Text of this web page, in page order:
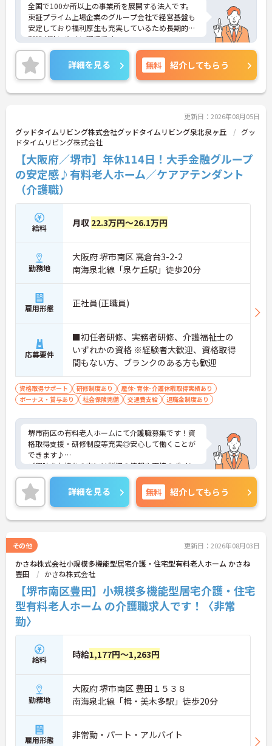
全国で100か所以上の事業所を展開する法人です。
東証プライム上場企業のグループ会社で経営基盤も
安定しており福利厚生も充実しているため長期的な
就業が叶いやすい環境です。
また、キャリアパス制度が整っているので、経験が
浅い方・ブランクがある方も高い目標をもって仕事
に取り組んでいただけます◎
ご興味ある方には、面接対策ポイントなど、さらに
詳細をお話しいたしますのでお気軽にご相談くださ
詳細を見る 無料 紹介してもらう
更新日：2026年08月05日
グッドタイムリビング株式会社グッドタイムリビング泉北泉ヶ丘
グッ
ドタイムリビング株式会社
【大阪府／堺市】年休114日！大手金融グループ
の安定感♪有料老人ホーム／ケアアテンダント
（介護職）
給料 月収 22.3万円～26.1万円
勤務地
大阪府 堺市南区 高倉台3-2-2
南海泉北線「泉ケ丘駅」徒歩20分
雇用形態 正社員(正職員)
応募要件
■初任者研修、実務者研修、介護福祉士の
いずれかの資格 ※経験者大歓迎、資格取得
間もない方、ブランクのある方も歓迎
資格取得サポート 研修制度あり
産休･育休･介護休暇取得実績あり
ボーナス・賞与あり
社会保険完備 交通費支給 退職金制度あり
堺市南区の有料老人ホームにて介護職募集です！資
格取得支援・研修制度等充実◎安心して働くことが
できます♪
ご興味をお持ちの方には詳細の情報や面接のポイン
トをお伝えしますのでお気軽にお問い合わせくださ
いませ。
詳細を見る 無料 紹介してもらう
その他 更新日：2026年08月03日
かさね株式会社小規模多機能型居宅介護・住宅型有料老人ホーム かさね
豊田
かさね株式会社
【堺市南区豊田】小規模多機能型居宅介護・住宅
型有料老人ホーム の介護職求人です！〈非常
勤〉
給料 時給1,177円～1,263円
勤務地
大阪府 堺市南区 豊田１５３８
南海泉北線「栂・美木多駅」徒歩20分
雇用形態 非常勤・パート・アルバイト